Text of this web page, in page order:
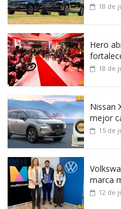
18 de
Hero
18 de
Nissan
mejor
15 de
marca
12 de